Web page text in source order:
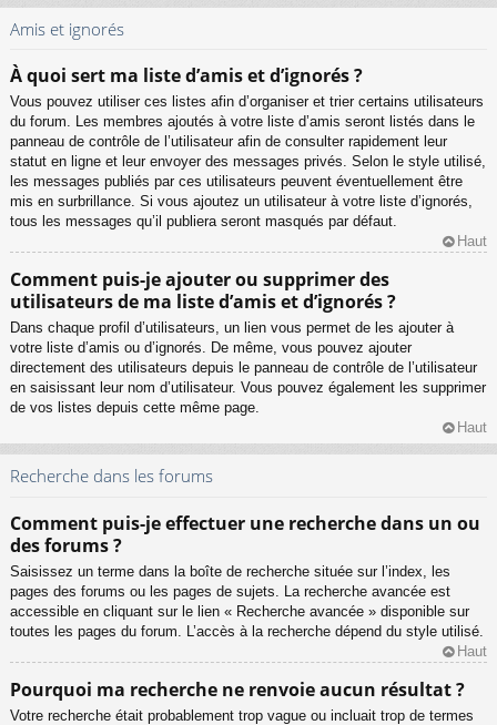
Amis et ignorés
À quoi sert ma liste d’amis et d’ignorés ?
Vous pouvez utiliser ces listes afin d’organiser et trier certains utilisateurs
du forum. Les membres ajoutés à votre liste d’amis seront listés dans le
panneau de contrôle de l’utilisateur afin de consulter rapidement leur
statut en ligne et leur envoyer des messages privés. Selon le style utilisé,
les messages publiés par ces utilisateurs peuvent éventuellement être
mis en surbrillance. Si vous ajoutez un utilisateur à votre liste d’ignorés,
tous les messages qu’il publiera seront masqués par défaut.
Haut
Comment puis-je ajouter ou supprimer des
utilisateurs de ma liste d’amis et d’ignorés ?
Dans chaque profil d’utilisateurs, un lien vous permet de les ajouter à
votre liste d’amis ou d’ignorés. De même, vous pouvez ajouter
directement des utilisateurs depuis le panneau de contrôle de l’utilisateur
en saisissant leur nom d’utilisateur. Vous pouvez également les supprimer
de vos listes depuis cette même page.
Haut
Recherche dans les forums
Comment puis-je effectuer une recherche dans un ou
des forums ?
Saisissez un terme dans la boîte de recherche située sur l’index, les
pages des forums ou les pages de sujets. La recherche avancée est
accessible en cliquant sur le lien « Recherche avancée » disponible sur
toutes les pages du forum. L’accès à la recherche dépend du style utilisé.
Haut
Pourquoi ma recherche ne renvoie aucun résultat ?
Votre recherche était probablement trop vague ou incluait trop de termes